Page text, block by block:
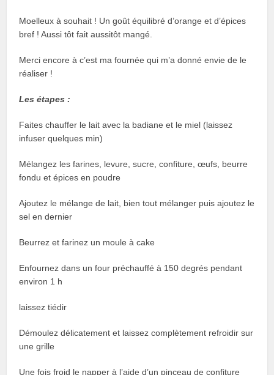
Moelleux à souhait ! Un goût équilibré d’orange et d’épices
bref ! Aussi tôt fait aussitôt mangé.
Merci encore à c’est ma fournée qui m’a donné envie de le
réaliser !
Les étapes :
Faites chauffer le lait avec la badiane et le miel (laissez
infuser quelques min)
Mélangez les farines, levure, sucre, confiture, œufs, beurre
fondu et épices en poudre
Ajoutez le mélange de lait, bien tout mélanger puis ajoutez le
sel en dernier
Beurrez et farinez un moule à cake
Enfournez dans un four préchauffé à 150 degrés pendant
environ 1 h
laissez tiédir
Démoulez délicatement et laissez complètement refroidir sur
une grille
Une fois froid le napper à l’aide d’un pinceau de confiture